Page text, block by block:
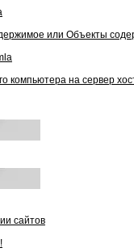
или Объекты
компьютера на сервер
сайтов